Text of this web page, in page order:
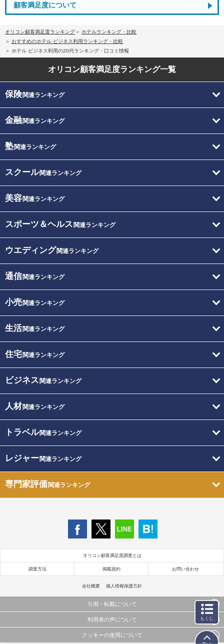
顧客満足度について
オリコン顧客満足度ランキング
ホテルランキング・比較
おすすめのホテル ビジネス利用ランキング・比較
ホテル ビジネス利用の20代ランキング・口コミ情報
オリコン顧客満足度ランキング一覧
保険関連ランキング
金融関連ランキング
塾関連ランキング
スクール関連ランキング
美容関連ランキング
スポーツ＆ヘルス 関連ランキング
ウエディング関連ランキング
通信関連ランキング
小売関連ランキング
生活関連ランキング
住宅関連ランキング
ビジネス 関連ランキング
人材関連ランキング
トラベル関連ランキング
レジャー関連ランキング
専門家評価関連ランキング
オリコン顧客満足度調査とは
調査方法 掲載規約 お問い合わせ
会社概要 個人情報保護方針
引用・転載について
当サイトで公開されている情報（文字、写真、イラスト、画像データ等）及びこれらの配置・
これらの情報を権利者の許可なく無断転載・複製などの二次利用を行うことは固く禁じており
利用者の声について
当サイトに掲載している内容はすべてサービスの利用者が提出された見解・感想です。
クッキーの使用について
もくじ